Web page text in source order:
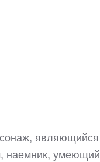
являющийся
наемник, умеющий